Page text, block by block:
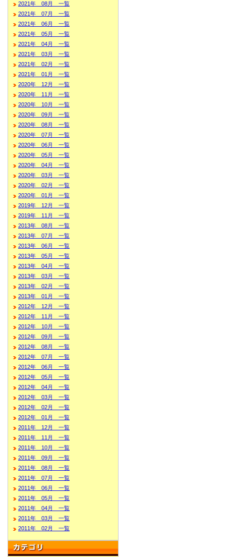
2021年 08月 一覧
2021年 07月 一覧
2021年 06月 一覧
2021年 05月 一覧
2021年 04月 一覧
2021年 03月 一覧
2021年 02月 一覧
2021年 01月 一覧
2020年 12月 一覧
2020年 11月 一覧
2020年 10月 一覧
2020年 09月 一覧
2020年 08月 一覧
2020年 07月 一覧
2020年 06月 一覧
2020年 05月 一覧
2020年 04月 一覧
2020年 03月 一覧
2020年 02月 一覧
2020年 01月 一覧
2019年 12月 一覧
2019年 11月 一覧
2013年 08月 一覧
2013年 07月 一覧
2013年 06月 一覧
2013年 05月 一覧
2013年 04月 一覧
2013年 03月 一覧
2013年 02月 一覧
2013年 01月 一覧
2012年 12月 一覧
2012年 11月 一覧
2012年 10月 一覧
2012年 09月 一覧
2012年 08月 一覧
2012年 07月 一覧
2012年 06月 一覧
2012年 05月 一覧
2012年 04月 一覧
2012年 03月 一覧
2012年 02月 一覧
2012年 01月 一覧
2011年 12月 一覧
2011年 11月 一覧
2011年 10月 一覧
2011年 09月 一覧
2011年 08月 一覧
2011年 07月 一覧
2011年 06月 一覧
2011年 05月 一覧
2011年 04月 一覧
2011年 03月 一覧
2011年 02月 一覧